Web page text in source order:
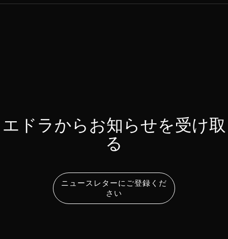
ニュースレターにご登録くだ
さい
エドラからお知らせを受け取
る